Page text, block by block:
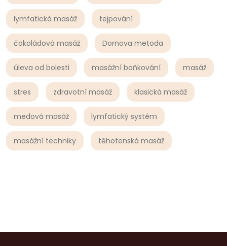
lymfatická masáž tejpování
čokoládová masáž Dornova metoda
úleva od bolesti masážní baňkování masáž
stres zdravotní masáž klasická masáž
medová masáž lymfatický systém
masážní techniky těhotenská masáž